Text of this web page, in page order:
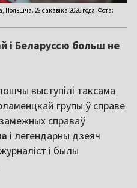
28 сакавіка 2026 года. Фота:
і Беларуссю больш не
выступілі таксама
групы ў справе
справаў
і легендарны дзеяч
і былы